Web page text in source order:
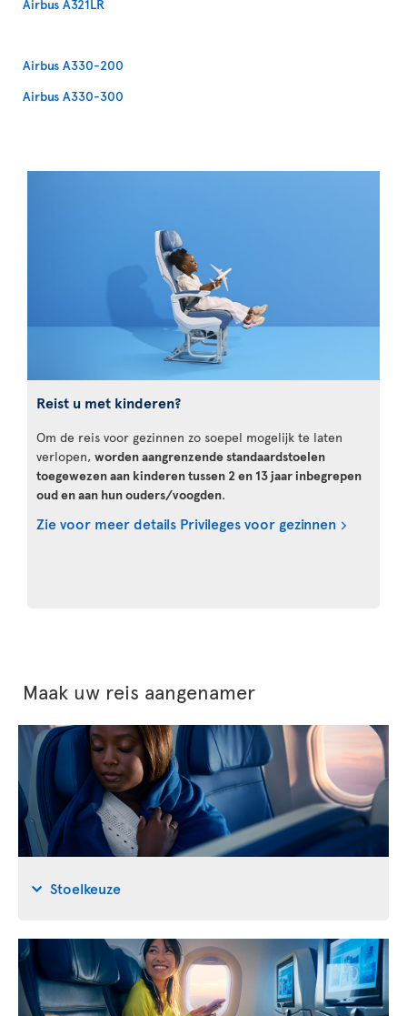
Airbus A321LR
Airbus A330-200
Airbus A330-300
Reist u met kinderen?
Om de reis voor gezinnen zo soepel mogelijk te laten
verlopen, worden aangrenzende standaardstoelen
toegewezen aan kinderen tussen 2 en 13 jaar inbegrepen
oud en aan hun ouders/voogden.
Zie voor meer details Privileges voor gezinnen
Maak uw reis aangenamer
Stoelkeuze